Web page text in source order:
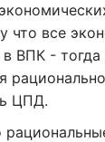
что все
ВПК -
ЦПД.